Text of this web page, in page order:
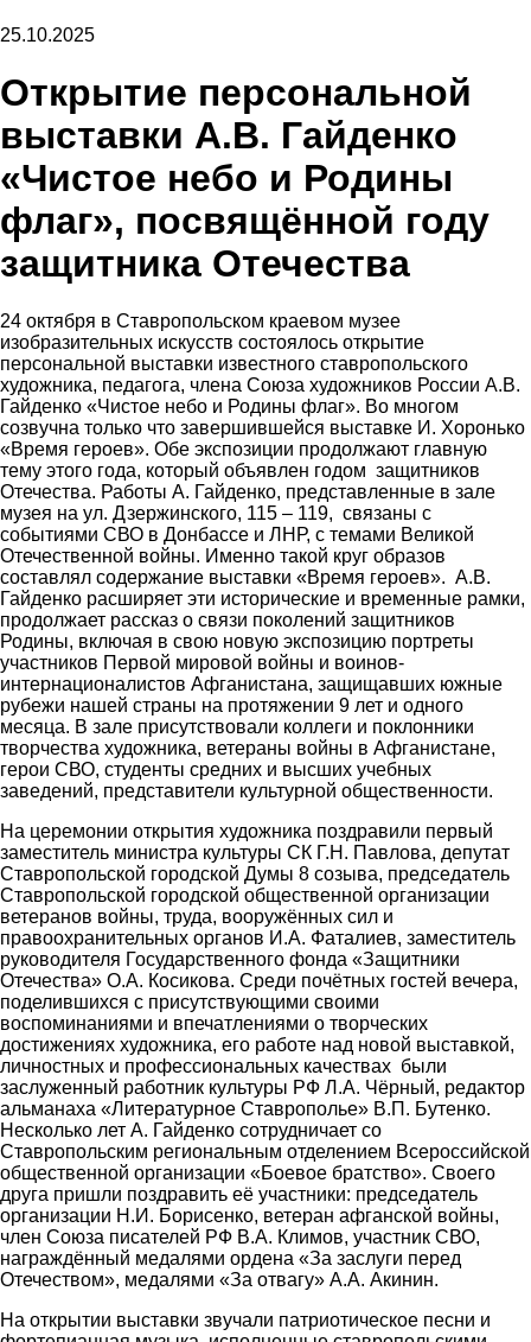
25.10.2025
Открытие персональной
выставки А.В. Гайденко
«Чистое небо и Родины
флаг», посвящённой году
защитника Отечества
24 октября в Ставропольском краевом музее
изобразительных искусств состоялось открытие
персональной выставки известного ставропольского
художника, педагога, члена Союза художников России А.В.
Гайденко «Чистое небо и Родины флаг». Во многом
созвучна только что завершившейся выставке И. Хоронько
«Время героев». Обе экспозиции продолжают главную
тему этого года, который объявлен годом защитников
Отечества. Работы А. Гайденко, представленные в зале
музея на ул. Дзержинского, 115 – 119, связаны с
событиями СВО в Донбассе и ЛНР, с темами Великой
Отечественной войны. Именно такой круг образов
составлял содержание выставки «Время героев». А.В.
Гайденко расширяет эти исторические и временные рамки,
продолжает рассказ о связи поколений защитников
Родины, включая в свою новую экспозицию портреты
участников Первой мировой войны и воинов-
интернационалистов Афганистана, защищавших южные
рубежи нашей страны на протяжении 9 лет и одного
месяца. В зале присутствовали коллеги и поклонники
творчества художника, ветераны войны в Афганистане,
герои СВО, студенты средних и высших учебных
заведений, представители культурной общественности.
На церемонии открытия художника поздравили первый
заместитель министра культуры СК Г.Н. Павлова, депутат
Ставропольской городской Думы 8 созыва, председатель
Ставропольской городской общественной организации
ветеранов войны, труда, вооружённых сил и
правоохранительных органов И.А. Фаталиев, заместитель
руководителя Государственного фонда «Защитники
Отечества» О.А. Косикова. Среди почётных гостей вечера,
поделившихся с присутствующими своими
воспоминаниями и впечатлениями о творческих
достижениях художника, его работе над новой выставкой,
личностных и профессиональных качествах были
заслуженный работник культуры РФ Л.А. Чёрный, редактор
альманаха «Литературное Ставрополье» В.П. Бутенко.
Несколько лет А. Гайденко сотрудничает со
Ставропольским региональным отделением Всероссийской
общественной организации «Боевое братство». Своего
друга пришли поздравить её участники: председатель
организации Н.И. Борисенко, ветеран афганской войны,
член Союза писателей РФ В.А. Климов, участник СВО,
награждённый медалями ордена «За заслуги перед
Отечеством», медалями «За отвагу» А.А. Акинин.
На открытии выставки звучали патриотическое песни и